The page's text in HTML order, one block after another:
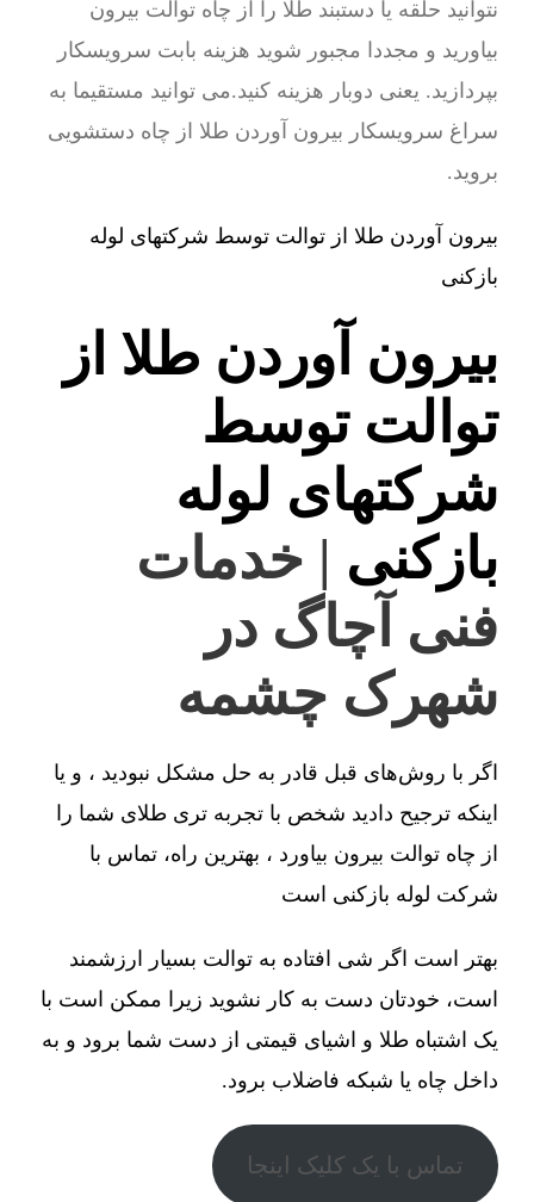
نتوانید حلقه یا دستبند طلا را از چاه توالت بیرون
بیاورید و مجددا مجبور شوید هزینه بابت سرویسکار
بپردازید. یعنی دوبار هزینه کنید.می توانید مستقیما به
سراغ سرویسکار بیرون آوردن طلا از چاه دستشویی
بروید.
بیرون آوردن طلا از توالت توسط شرکتهای لوله
بازکنی
بیرون آوردن طلا از
توالت توسط
شرکتهای لوله
بازکنی | خدمات
فنی آچاگ در
شهرک چشمه
اگر با روش‌های قبل قادر به حل مشکل نبودید ، و یا
اینکه ترجیح دادید شخص با تجربه تری طلای شما را
از چاه توالت بیرون بیاورد ، بهترین راه، تماس با
شرکت لوله بازکنی است
بهتر است اگر شی افتاده به توالت بسیار ارزشمند
است، خودتان دست به کار نشوید زیرا ممکن است با
یک اشتباه طلا و اشیای قیمتی از دست شما برود و به
داخل چاه یا شبکه فاضلاب برود.
تماس با یک کلیک اینجا